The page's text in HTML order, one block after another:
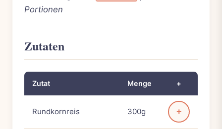
Portionen
Zutaten
Zutat Menge +
Rundkornreis 300g +